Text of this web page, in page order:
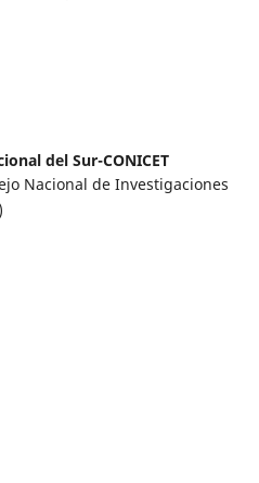
del Sur-CONICET
Nacional de Investigaciones